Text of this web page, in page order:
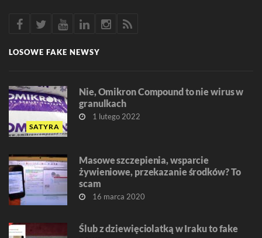
LOSOWE FAKE NEWSY
SATYRA
Nie, Omikron Compound to nie wirus w
granulkach
1 lutego 2022
Masowe szczepienia, wsparcie
żywieniowe, przekazanie środków? To
scam
16 marca 2020
Ślub z dziewięciolatką w Iraku to fake